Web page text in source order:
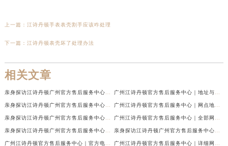
上一篇： 江诗丹顿手表表壳割手应该咋处理
下一篇： 江诗丹顿表壳坏了处理办法
相关文章